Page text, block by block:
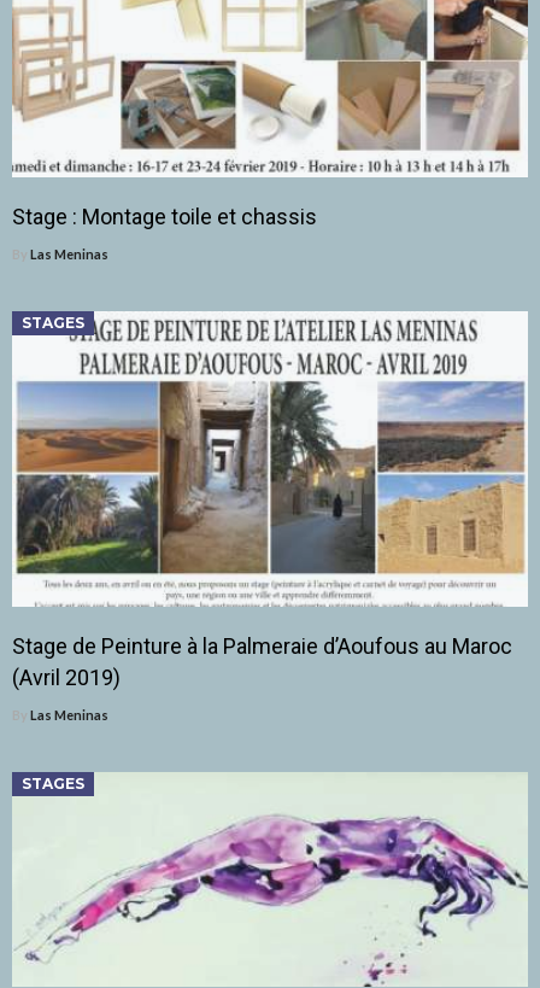
Stage : Montage toile et chassis
By Las Meninas
STAGES
Stage de Peinture à la Palmeraie d’Aoufous au Maroc
(Avril 2019)
By Las Meninas
STAGES